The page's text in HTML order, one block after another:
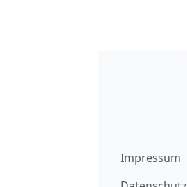
Impressum